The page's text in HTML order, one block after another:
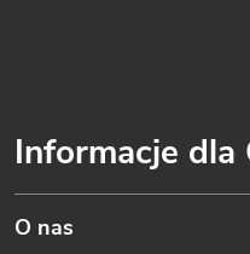
Informacje dla
O nas